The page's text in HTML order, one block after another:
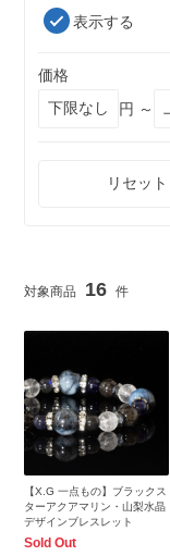
表示する
価格
円 ～
リセット
16
【X.G 一点もの】ブラックス
ターアクアマリン・山梨水晶
デザインブレスレット
Sold Out